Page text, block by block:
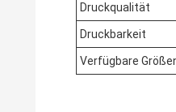
Druckqualität
Druckbarkeit
Verfügbare